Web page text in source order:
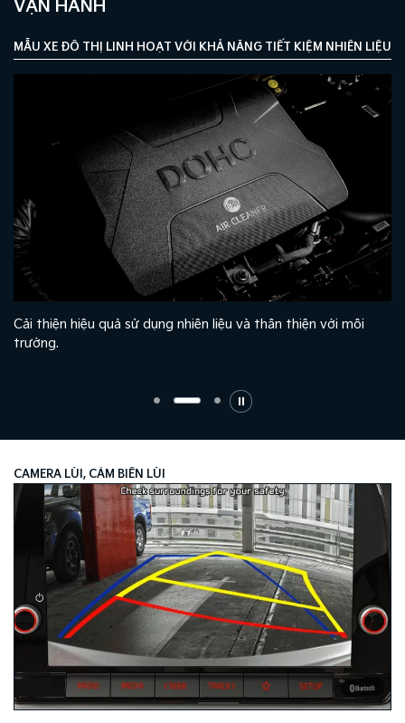
VẬN HÀNH
MẪU XE ĐÔ THỊ LINH HOẠT VỚI KHẢ NĂNG TIẾT KIỆM NHIÊN LIỆU
Cải thiện hiệu quả sử dụng nhiên liệu và thân thiện với môi
trường.
CAMERA LÙI, CẢM BIẾN LÙI